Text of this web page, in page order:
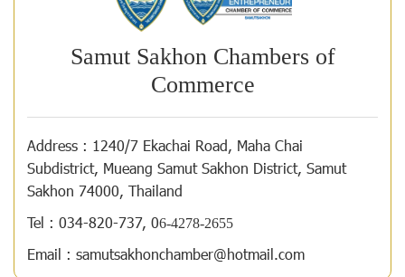
Samut Sakhon Chambers of
Commerce
Address : 1240/7 Ekachai Road, Maha Chai
Subdistrict, Mueang Samut Sakhon District, Samut
Sakhon 74000, Thailand
Tel : 034-820-737, 06-4278-2655
Email : samutsakhonchamber@hotmail.com